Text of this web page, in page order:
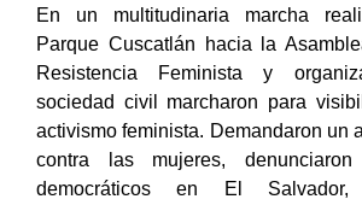
En un multitudinaria marcha
Parque Cuscatlán hacia la
Resistencia Feminista y
sociedad civil marcharon para
activismo feminista. Demandaron un
contra las mujeres,
democráticos en El